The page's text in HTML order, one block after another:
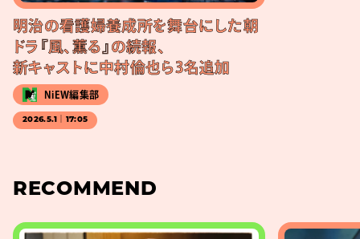
明治の看護婦養成所を舞台にした朝
ドラ『風、薫る』の続報、
新キャストに中村倫也ら3名追加
NiEW編集部
2026.5.1｜17:05
RECOMMEND